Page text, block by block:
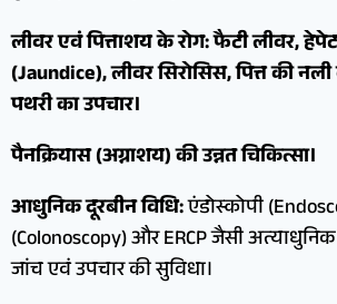
लीवर एवं पित्ताशय के रोग: फैटी लीवर,
(Jaundice), लीवर सिरोसिस, पित्त की
पथरी का उपचार।
पैनक्रियास (अग्नाशय) की उन्नत चिकित्सा।
आधुनिक दूरबीन विधि:एंडोस्कोपी
(Colonoscopy) और ERCP जैसी अत्याधुनिक
जांच एवं उपचार की सुविधा।